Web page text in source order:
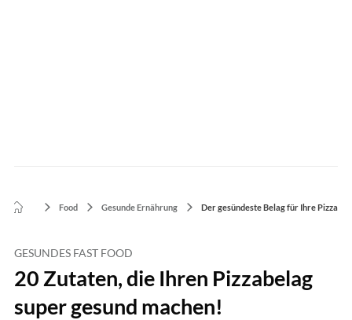
Food Gesunde Ernährung Der gesündeste Belag für Ihre Pizza
GESUNDES FAST FOOD
20 Zutaten, die Ihren Pizzabelag
super gesund machen!